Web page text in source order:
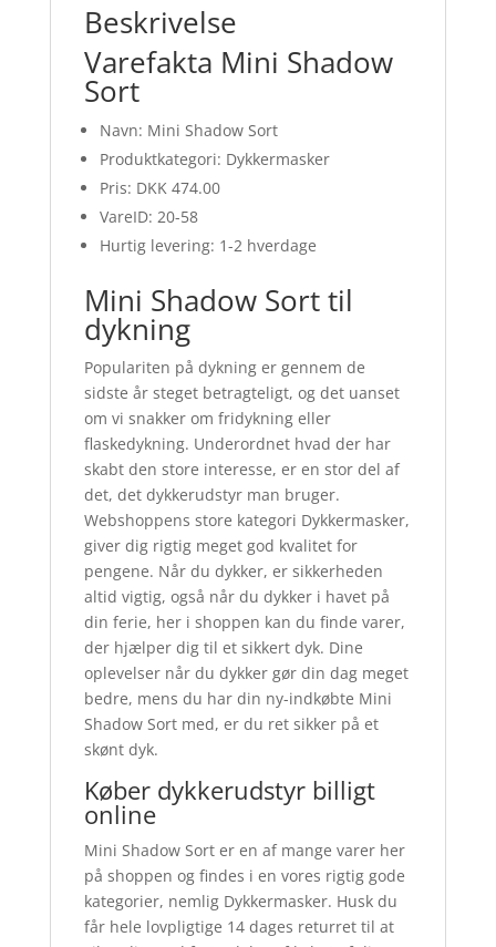
Beskrivelse
Varefakta Mini Shadow
Sort
Navn: Mini Shadow Sort
Produktkategori: Dykkermasker
Pris: DKK 474.00
VareID: 20-58
Hurtig levering: 1-2 hverdage
Mini Shadow Sort til
dykning
Populariten på dykning er gennem de
sidste år steget betragteligt, og det uanset
om vi snakker om fridykning eller
flaskedykning. Underordnet hvad der har
skabt den store interesse, er en stor del af
det, det dykkerudstyr man bruger.
Webshoppens store kategori Dykkermasker,
giver dig rigtig meget god kvalitet for
pengene. Når du dykker, er sikkerheden
altid vigtig, også når du dykker i havet på
din ferie, her i shoppen kan du finde varer,
der hjælper dig til et sikkert dyk. Dine
oplevelser når du dykker gør din dag meget
bedre, mens du har din ny-indkøbte Mini
Shadow Sort med, er du ret sikker på et
skønt dyk.
Køber dykkerudstyr billigt
online
Mini Shadow Sort er en af mange varer her
på shoppen og findes i en vores rigtig gode
kategorier, nemlig Dykkermasker. Husk du
får hele lovpligtige 14 dages returret til at